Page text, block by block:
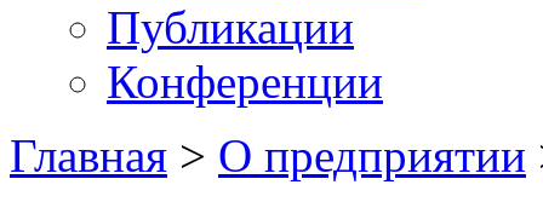
Публикации
Конференции
Главная > О предприятии